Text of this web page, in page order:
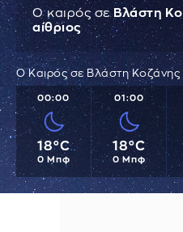
Ο καιρός σε Βλάστη
αίθριος
Ο Καιρός σε Βλάστη
00:00
18°C
0 Μπφ
01:00
18°C
0 Μπφ